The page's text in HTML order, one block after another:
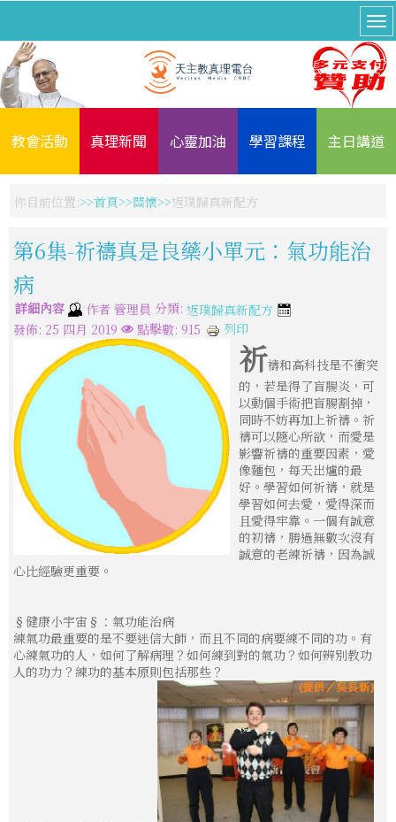
教會活動 真理新聞 心靈加油 學習課程 主日講道
你目前位置: 首頁 關懷 返璞歸真新配方
第6集-祈禱真是良藥小單元：氣功能治
病
詳細內容 作者 管理員 分類: 返璞歸真新配方
發佈: 25 四月 2019
點擊數: 915 列印
祈禱和高科技是不衝突
的，若是得了盲腸炎，可
以動個手術把盲腸割掉，
同時不妨再加上祈禱。祈
禱可以隨心所欲，而愛是
影響祈禱的重要因素，愛
像麵包，每天出爐的最
好。學習如何祈禱，就是
學習如何去愛，愛得深而
且愛得牢靠。一個有誠意
的初禱，勝過無數次沒有
誠意的老練祈禱，因為誠
心比經驗更重要。
§健康小宇宙§：氣功能治病
練氣功最重要的是不要迷信大師，而且不同的病要練不同的功。有
心練氣功的人，如何了解病理？如何練到對的氣功？如何辨別教功
人的功力？練功的基本原則包括那些？